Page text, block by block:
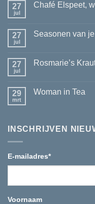
27
jul
Chafé Elspeet,
Chafé
voor
komt
27
jul
Seasonen van
Seasonen
Yixing
27
jul
Rosmarie’s
Rosmarie’s
bergen
29
mrt
Woman in Tea
in
INSCHRIJVEN
E-mailadres*
Voornaam